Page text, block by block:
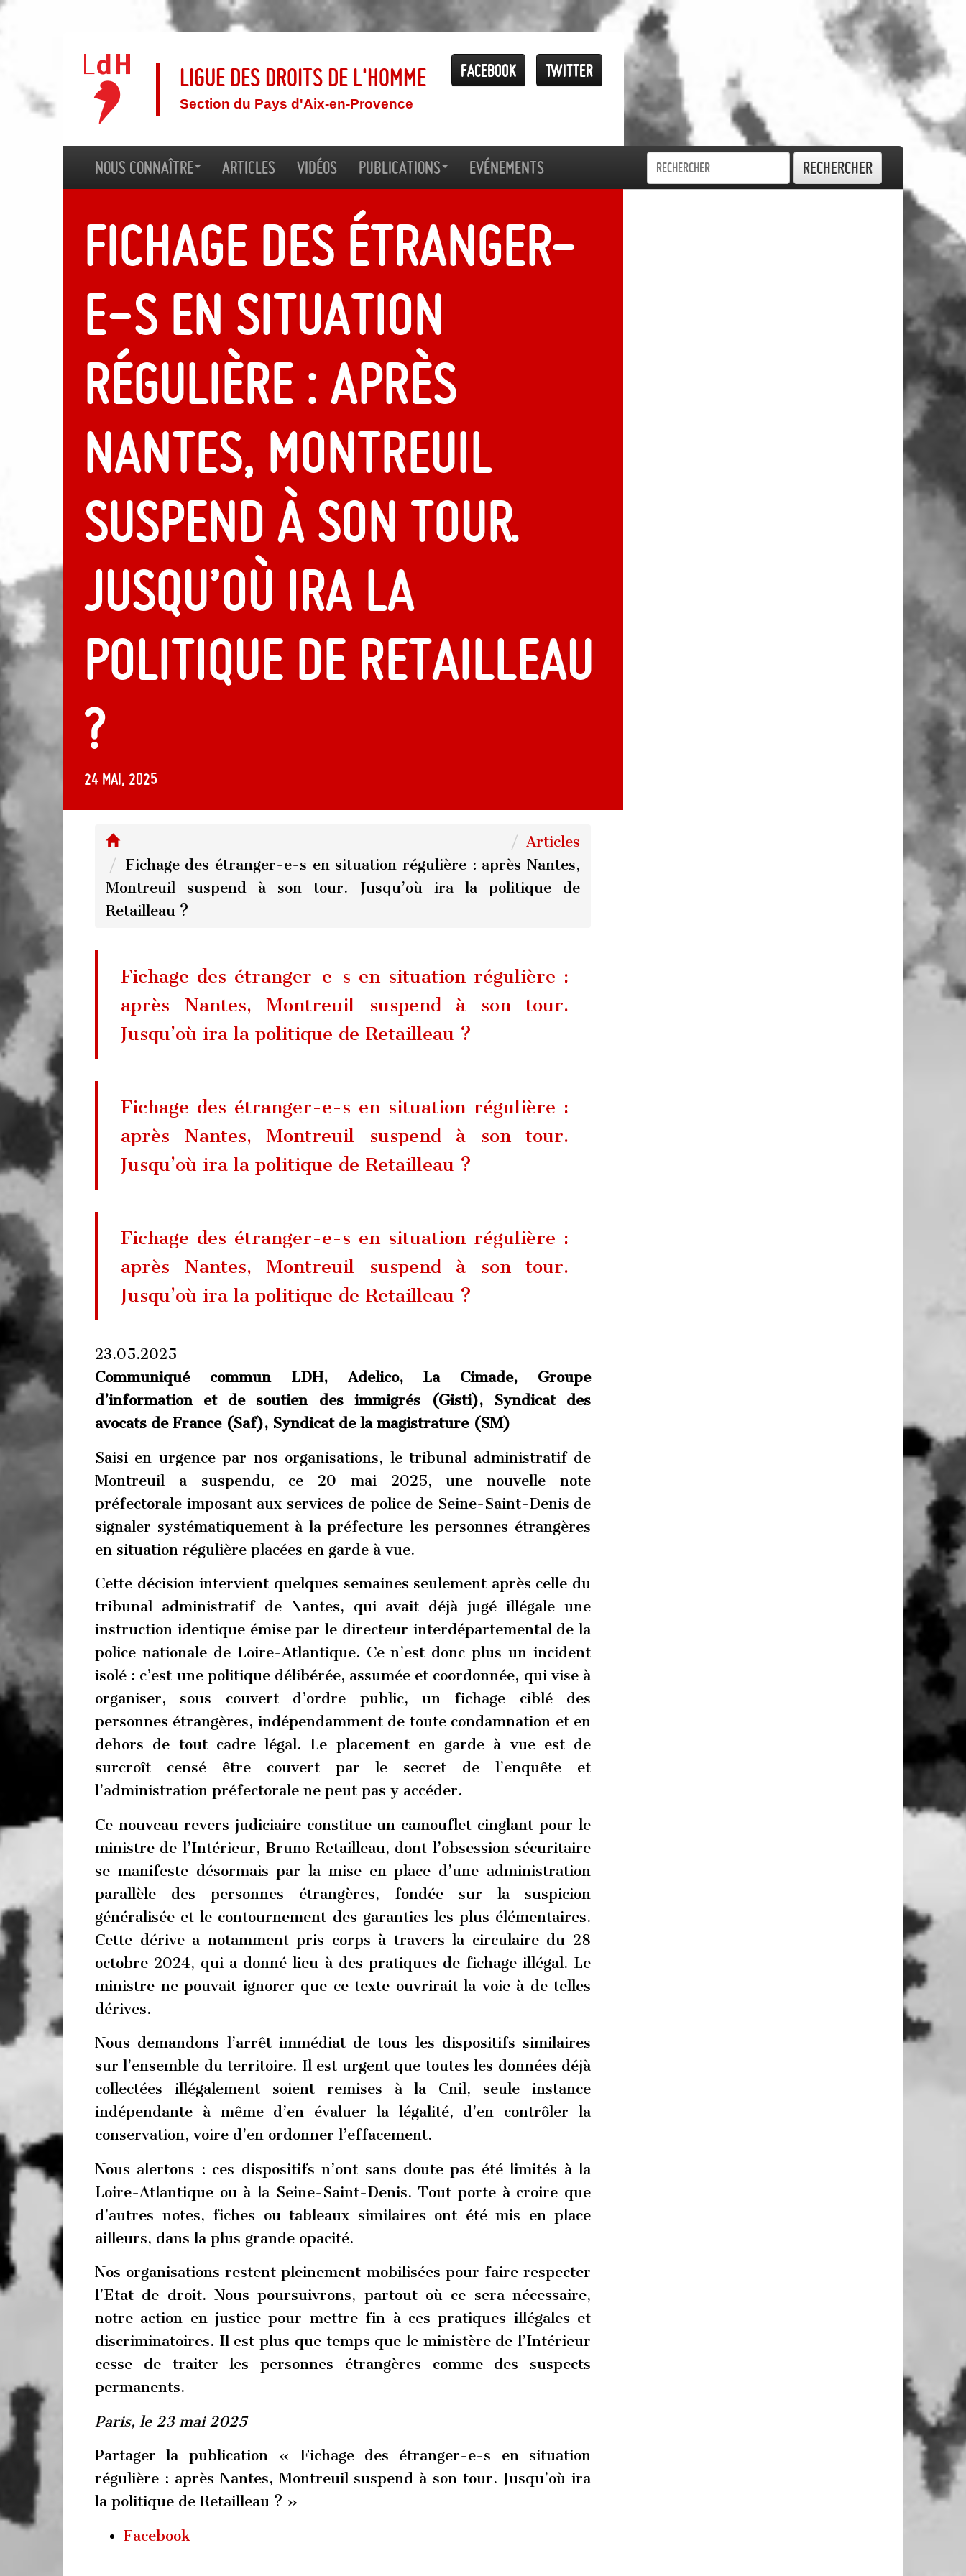
Twitter
Facebook
Ligue des droits de l'Homme
Section du Pays d'Aix-en-Provence
Nous connaître Articles Vidéos Publications Evénements Rechercher
Fichage des étranger-
e-s en situation
régulière : après
Nantes, Montreuil
suspend à son tour.
Jusqu’où ira la
politique de Retailleau
?
24 mai, 2025
Articles
Fichage des étranger-e-s en situation régulière : après Nantes,
Montreuil suspend à son tour. Jusqu’où ira la politique de
Retailleau ?
Fichage des étranger-e-s en situation régulière :
après Nantes, Montreuil suspend à son tour.
Jusqu’où ira la politique de Retailleau ?
Fichage des étranger-e-s en situation régulière :
après Nantes, Montreuil suspend à son tour.
Jusqu’où ira la politique de Retailleau ?
Fichage des étranger-e-s en situation régulière :
après Nantes, Montreuil suspend à son tour.
Jusqu’où ira la politique de Retailleau ?
23.05.2025
Communiqué commun LDH, Adelico, La Cimade, Groupe
d’information et de soutien des immigrés (Gisti), Syndicat des
avocats de France (Saf), Syndicat de la magistrature (SM)
Saisi en urgence par nos organisations, le tribunal administratif de
Montreuil a suspendu, ce 20 mai 2025, une nouvelle note
préfectorale imposant aux services de police de Seine-Saint-Denis de
signaler systématiquement à la préfecture les personnes étrangères
en situation régulière placées en garde à vue.
Cette décision intervient quelques semaines seulement après celle du
tribunal administratif de Nantes, qui avait déjà jugé illégale une
instruction identique émise par le directeur interdépartemental de la
police nationale de Loire-Atlantique. Ce n’est donc plus un incident
isolé : c’est une politique délibérée, assumée et coordonnée, qui vise à
organiser, sous couvert d’ordre public, un fichage ciblé des
personnes étrangères, indépendamment de toute condamnation et en
dehors de tout cadre légal. Le placement en garde à vue est de
surcroît censé être couvert par le secret de l’enquête et
l’administration préfectorale ne peut pas y accéder.
Ce nouveau revers judiciaire constitue un camouflet cinglant pour le
ministre de l’Intérieur, Bruno Retailleau, dont l’obsession sécuritaire
se manifeste désormais par la mise en place d’une administration
parallèle des personnes étrangères, fondée sur la suspicion
généralisée et le contournement des garanties les plus élémentaires.
Cette dérive a notamment pris corps à travers la circulaire du 28
octobre 2024, qui a donné lieu à des pratiques de fichage illégal. Le
ministre ne pouvait ignorer que ce texte ouvrirait la voie à de telles
dérives.
Nous demandons l’arrêt immédiat de tous les dispositifs similaires
sur l’ensemble du territoire. Il est urgent que toutes les données déjà
collectées illégalement soient remises à la Cnil, seule instance
indépendante à même d’en évaluer la légalité, d’en contrôler la
conservation, voire d’en ordonner l’effacement.
Nous alertons : ces dispositifs n’ont sans doute pas été limités à la
Loire-Atlantique ou à la Seine-Saint-Denis. Tout porte à croire que
d’autres notes, fiches ou tableaux similaires ont été mis en place
ailleurs, dans la plus grande opacité.
Nos organisations restent pleinement mobilisées pour faire respecter
l’Etat de droit. Nous poursuivrons, partout où ce sera nécessaire,
notre action en justice pour mettre fin à ces pratiques illégales et
discriminatoires. Il est plus que temps que le ministère de l’Intérieur
cesse de traiter les personnes étrangères comme des suspects
permanents.
Paris, le 23 mai 2025
Partager la publication « Fichage des étranger-e-s en situation
régulière : après Nantes, Montreuil suspend à son tour. Jusqu’où ira
la politique de Retailleau ? »
Facebook